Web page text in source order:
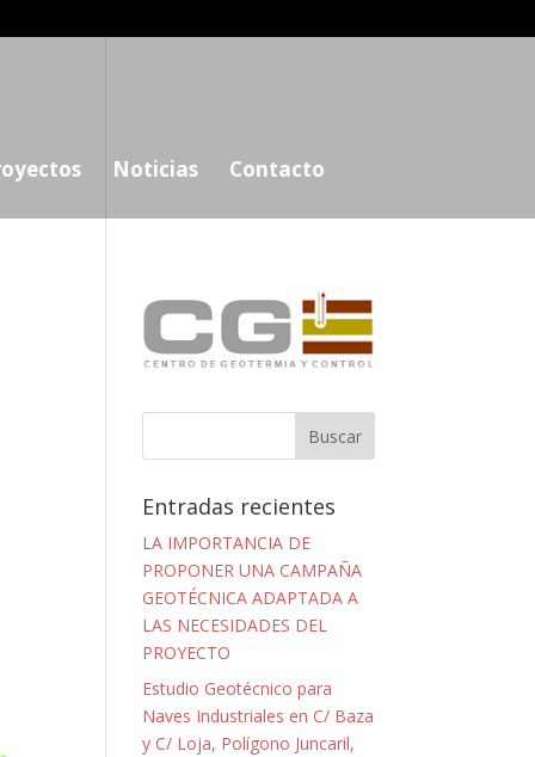
Noticias Contacto
Entradas recientes
LA IMPORTANCIA DE
PROPONER UNA CAMPAÑA
GEOTÉCNICA ADAPTADA A
LAS NECESIDADES DEL
PROYECTO
Estudio Geotécnico para
Naves Industriales en C/ Baza
y C/ Loja, Polígono Juncaril,